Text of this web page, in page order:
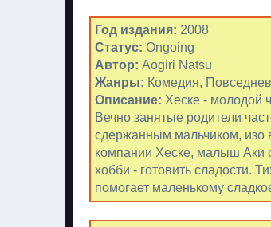
Год издания: 2008
Статус: Ongoing
Автор: Aogiri Natsu
Жанры: Комедия,
Описание: Хеске - молодой
Вечно занятые родители
сдержанным мальчиком, изо
компании Хеске, малыш Аки
хобби - готовить сладости.
помогает маленькому